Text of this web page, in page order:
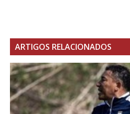
ARTIGOS RELACIONADOS